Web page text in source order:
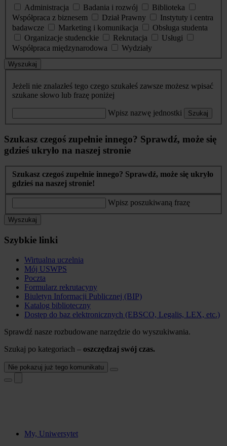
Administracja
Badania i rozwój
Biblioteka
Współpraca z biznesem
Dział Prawny
Instytuty i centra
badawcze
Marketing i komunikacja
Obsługa studenta
Organizacje studenckie
Rekrutacja
Usługi
Współpraca międzynarodowa
Wydziały
Wyszukaj
Jeżeli nie znalazłeś tego czego szukałeś zawsze możesz wpisać
szukane słowo lub frazę poniżej
Wpisz nazwę jednostki Szukaj
Szukasz czegoś zupełnie innego? Sprawdź, może się
gdzieś ukryło na naszej stronie
Szukasz czegoś zupełnie innego? Sprawdź, może się ukryło
gdzieś na naszej stronie!
Wpisz poszukiwaną frazę
Wyszukaj
Szybkie linki
Wirtualna uczelnia
Mój USWPS
Poczta
Formularz rekrutacyny
Biuletyn Informacji Publicznej (BIP)
Katalog biblioteczny
Dostęp do baz elektronicznych (EBSCO, Legalis, LEX, etc.)
Sprawdź nasze rozbudowane narzędzie do wyszukiwania.
Szukaj po kategoriach – oszczędzaj swój czas.
Nie pokazuj już tego komunikatu
My, Uniwersytet